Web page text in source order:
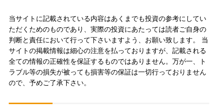
当サイトに記載されている内容はあくまでも投資の参考にしてい
ただくためのものであり、実際の投資にあたっては読者ご自身の
判断と責任において行って下さいますよう、お願い致します。 当
サイトの掲載情報は細心の注意を払っておりますが、記載される
全ての情報の正確性を保証するものではありません。万が一、ト
ラブル等の損失が被っても損害等の保証は一切行っておりません
ので、予めご了承下さい。